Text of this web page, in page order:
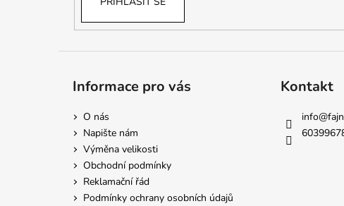
Informace pro vás
O nás
Napište nám
Výměna velikosti
Obchodní podmínky
Reklamační řád
Podmínky ochrany osobních údajů
Kontakt
info@